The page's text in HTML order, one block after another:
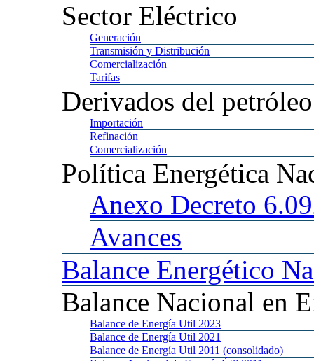
Sector Eléctrico
Generación
Transmisión y Distribución
Comercialización
Tarifas
Derivados del petróleo
Importación
Refinación
Comercialización
Política Energética
Anexo Decreto
Avances
Balance Energético
Balance Nacional en
Balance de Energía Util 2023
Balance de Energía Util 2021
Balance de Energía Util 2011 (consolidado)